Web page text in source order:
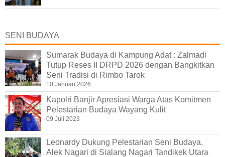
SENI BUDAYA
Sumarak Budaya di Kampung Adat : Zalmadi
Tutup Reses II DRPD 2026 dengan Bangkitkan
Seni Tradisi di Rimbo Tarok
10 Januari 2026
Kapolri Banjir Apresiasi Warga Atas Komitmen
Pelestarian Budaya Wayang Kulit
09 Juli 2023
Leonardy Dukung Pelestarian Seni Budaya,
Alek Nagari di Sialang Nagari Tandikek Utara